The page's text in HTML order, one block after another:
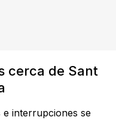
cerca de Sant
interrupciones se